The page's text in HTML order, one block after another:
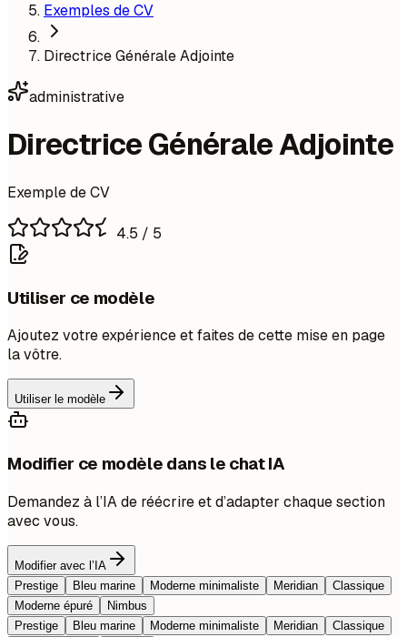
Exemples de CV
Directrice Générale Adjointe
administrative
Directrice Générale Adjointe
Exemple de CV
4.5 / 5
Utiliser ce modèle
Ajoutez votre expérience et faites de cette mise en page
la vôtre.
Utiliser le modèle
Modifier ce modèle dans le chat IA
Demandez à l’IA de réécrire et d’adapter chaque section
avec vous.
Modifier avec l’IA
Prestige
Bleu marine Moderne minimaliste Meridian
Classique
Moderne épuré
Nimbus
Prestige
Bleu marine Moderne minimaliste Meridian
Classique